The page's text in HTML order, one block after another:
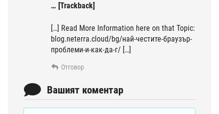
… [Trackback]
[…] Read More Information here on that Topic:
blog.neterra.cloud/bg/най-честите-браузър-
проблеми-и-как-да-г/ […]
Отговор
Вашият коментар